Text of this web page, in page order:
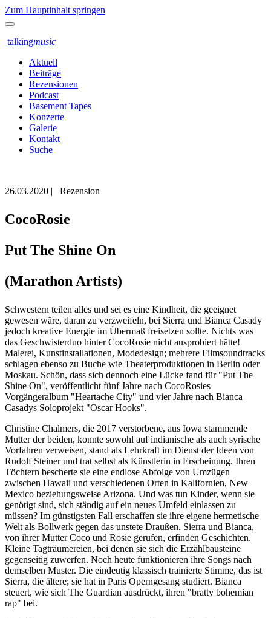
Zum Hauptinhalt springen
talkingmusic
Aktuell
Beiträge
Rezensionen
Podcast
Basement Tapes
Konzerte
Galerie
Kontakt
Suche
26.03.2020 | Rezension
CocoRosie
Put The Shine On
(Marathon Artists)
Schwestern teilen alles und sei es eine Kindheit, die geeignet
gewesen wäre, daran zu verzweifeln, bei Sierra und Bianca Casady
jedoch kreative Energie im Übermaß freisetzen sollte. Nichts was
das Geschwisterduo hinter CocoRosie nicht ausprobiert hätte!
Malerei, Kunstinstallationen, Modedesign; mehrere Filmsoundtracks
schlagen ebenso zu Buche wie Theaterproduktionen in Berlin oder
Moskau. Schön, dass sich dennoch eine Lücke fand für "Put The
Shine On", veröffentlicht fünf Jahre nach CocoRosies
Vorgängeralbum "Heartache City" und vier Jahre nach Bianca
Casadys Soloprojekt "Oscar Hooks".
Christine Chalmers, die 2017 verstorbene, aus Iowa stammende
Mutter der beiden, konnte sowohl auf indianische als auch syrische
Vorfahren verweisen, stand als Lehrkraft im Dienst der Ideen von
Rudolf Steiner und trat selbst als Künstlerin in Erscheinung. Ihren
Töchtern bescherte sie eine endlose Abfolge von Umzügen
zwischen Hawaii und verschiedenen Orten in Kalifornien, New
Mexico beziehungsweise Arizona. Und was tun Kinder, wenn sie
genötigt sind, sich ständig auf ein neues Umfeld einlassen zu
müssen? Im günstigsten Fall erschaffen sie ihre eigene hermetische
Welt als Bollwerk gegen das unstete Draußen. Sierra und Bianca,
von ihrer Mutter Coco und Rosie gerufen, erfinden Geschichten.
Kleine Tagträumereien, bei denen sie sich die Erzählbausteine
gegenseitig zuwerfen. Noch heute funktionieren ihre Songs nach
demselben Muster. Die eindeutig klassisch trainierte Stimme, das ist
Sierra, die ältere; sie hat in Paris Operngesang studiert. Bianca
steuert, wie sich The Guardian ausdrückt, ihren "bratty bohemian
rap" bei.